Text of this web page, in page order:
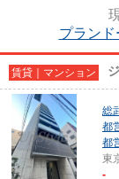
プラン
賃貸｜マンション
総
都
都
東
-